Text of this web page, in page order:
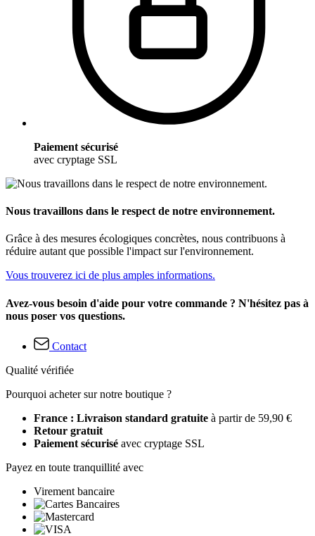
Paiement sécurisé
avec cryptage SSL
Nous travaillons dans le respect de notre environnement.
Grâce à des mesures écologiques concrètes, nous contribuons à
réduire autant que possible l'impact sur l'environnement.
Vous trouverez ici de plus amples informations.
Avez-vous besoin d'aide pour votre commande ? N'hésitez pas à
nous poser vos questions.
Contact
Qualité vérifiée
Pourquoi acheter sur notre boutique ?
France : Livraison standard gratuite à partir de 59,90 €
Retour gratuit
Paiement sécurisé avec cryptage SSL
Payez en toute tranquillité avec
Virement bancaire